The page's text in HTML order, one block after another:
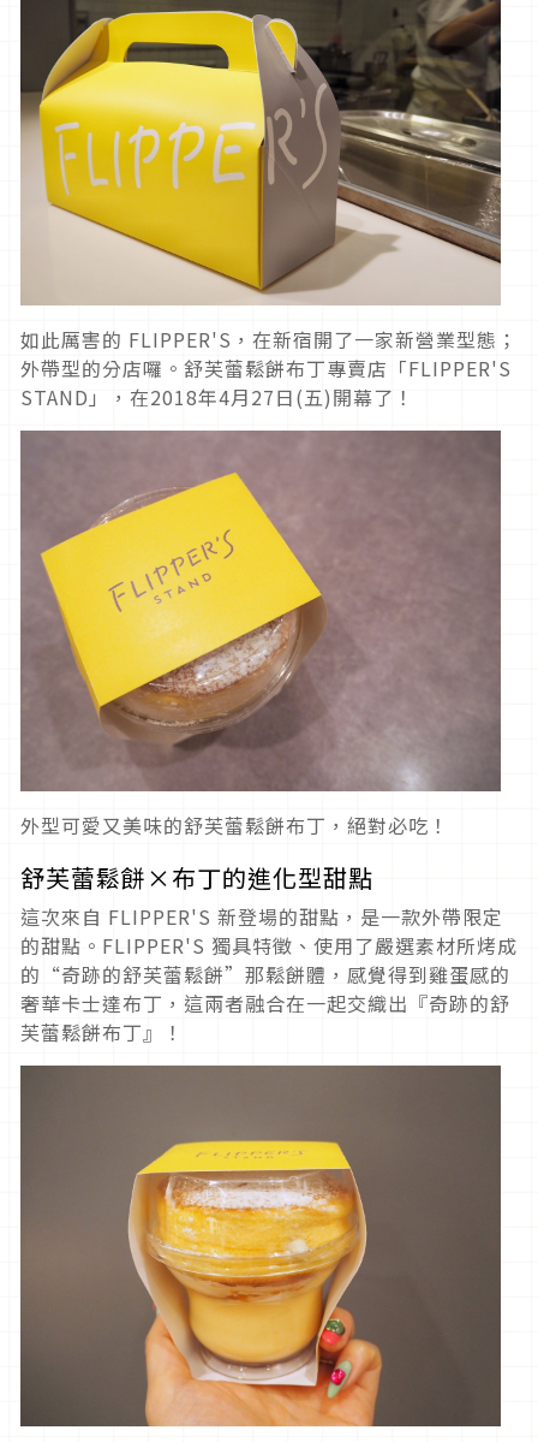
如此厲害的 FLIPPER'S，在新宿開了一家新營業型態；
外帶型的分店囉。舒芙蕾鬆餅布丁專賣店「FLIPPER'S
STAND」，在2018年4月27日(五)開幕了！
外型可愛又美味的舒芙蕾鬆餅布丁，絕對必吃！
舒芙蕾鬆餅×布丁的進化型甜點
這次來自 FLIPPER'S 新登場的甜點，是一款外帶限定
的甜點。FLIPPER'S 獨具特徵、使用了嚴選素材所烤成
的“奇跡的舒芙蕾鬆餅”那鬆餅體，感覺得到雞蛋感的
奢華卡士達布丁，這兩者融合在一起交織出『奇跡的舒
芙蕾鬆餅布丁』！